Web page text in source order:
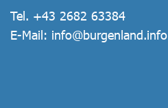
Tel. +43 2682 63384
E-Mail: info@burgenland.info